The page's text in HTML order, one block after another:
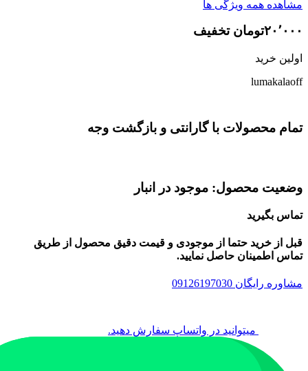
مشاهده همه ویژگی ها
۲۰٬۰۰۰تومان تخفیف
اولین خرید
lumakalaoff
تمام محصولات با گارانتی و بازگشت وجه
وضعیت محصول: موجود در انبار
تماس بگیرید
قبل از خرید حتما از موجودی و قیمت دقیق محصول از طریق
تماس اطمینان حاصل نمایید.
مشاوره رایگان 09126197030
میتوانید در واتساپ سفارش دهید.